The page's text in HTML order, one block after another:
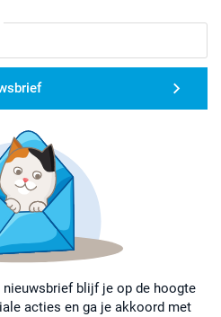
blijf je op de hoogte
acties en ga je akkoord met